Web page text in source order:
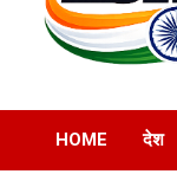
HOME देश